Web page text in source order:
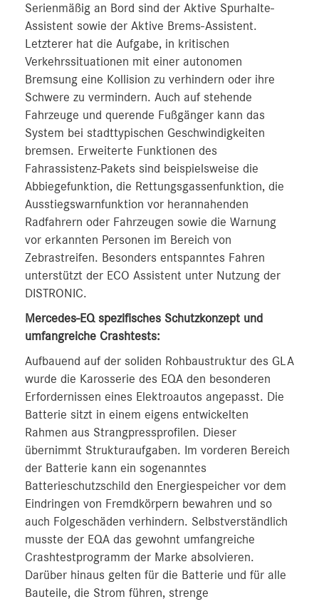
Serienmäßig an Bord sind der Aktive Spurhalte-
Assistent sowie der Aktive Brems-Assistent.
Letzterer hat die Aufgabe, in kritischen
Verkehrssituationen mit einer autonomen
Bremsung eine Kollision zu verhindern oder ihre
Schwere zu vermindern. Auch auf stehende
Fahrzeuge und querende Fußgänger kann das
System bei stadttypischen Geschwindigkeiten
bremsen. Erweiterte Funktionen des
Fahrassistenz-Pakets sind beispielsweise die
Abbiegefunktion, die Rettungsgassenfunktion, die
Ausstiegswarnfunktion vor herannahenden
Radfahrern oder Fahrzeugen sowie die Warnung
vor erkannten Personen im Bereich von
Zebrastreifen. Besonders entspanntes Fahren
unterstützt der ECO Assistent unter Nutzung der
DISTRONIC.
Mercedes-EQ spezifisches Schutzkonzept und
umfangreiche Crashtests:
Aufbauend auf der soliden Rohbaustruktur des GLA
wurde die Karosserie des EQA den besonderen
Erfordernissen eines Elektroautos angepasst. Die
Batterie sitzt in einem eigens entwickelten
Rahmen aus Strangpressprofilen. Dieser
übernimmt Strukturaufgaben. Im vorderen Bereich
der Batterie kann ein sogenanntes
Batterieschutzschild den Energiespeicher vor dem
Eindringen von Fremdkörpern bewahren und so
auch Folgeschäden verhindern. Selbstverständlich
musste der EQA das gewohnt umfangreiche
Crashtestprogramm der Marke absolvieren.
Darüber hinaus gelten für die Batterie und für alle
Bauteile, die Strom führen, strenge